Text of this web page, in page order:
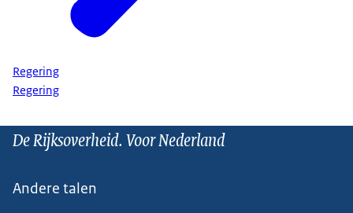
Regering
Regering
De Rijksoverheid. Voor Nederland
Andere talen